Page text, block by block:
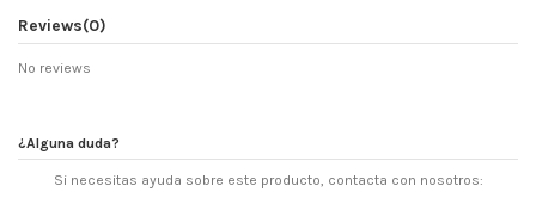
Reviews(0)
No reviews
¿Alguna duda?
Si necesitas ayuda sobre este producto, contacta con nosotros: